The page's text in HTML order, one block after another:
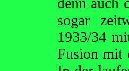
sogar
1933/34
Fusion mit